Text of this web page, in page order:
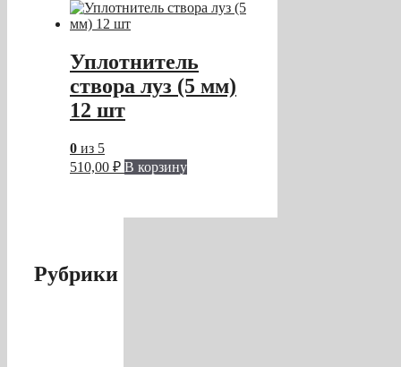
Уплотнитель
створа луз (5 мм)
12 шт
0 из 5
510,00 ₽ В корзину
Рубрики